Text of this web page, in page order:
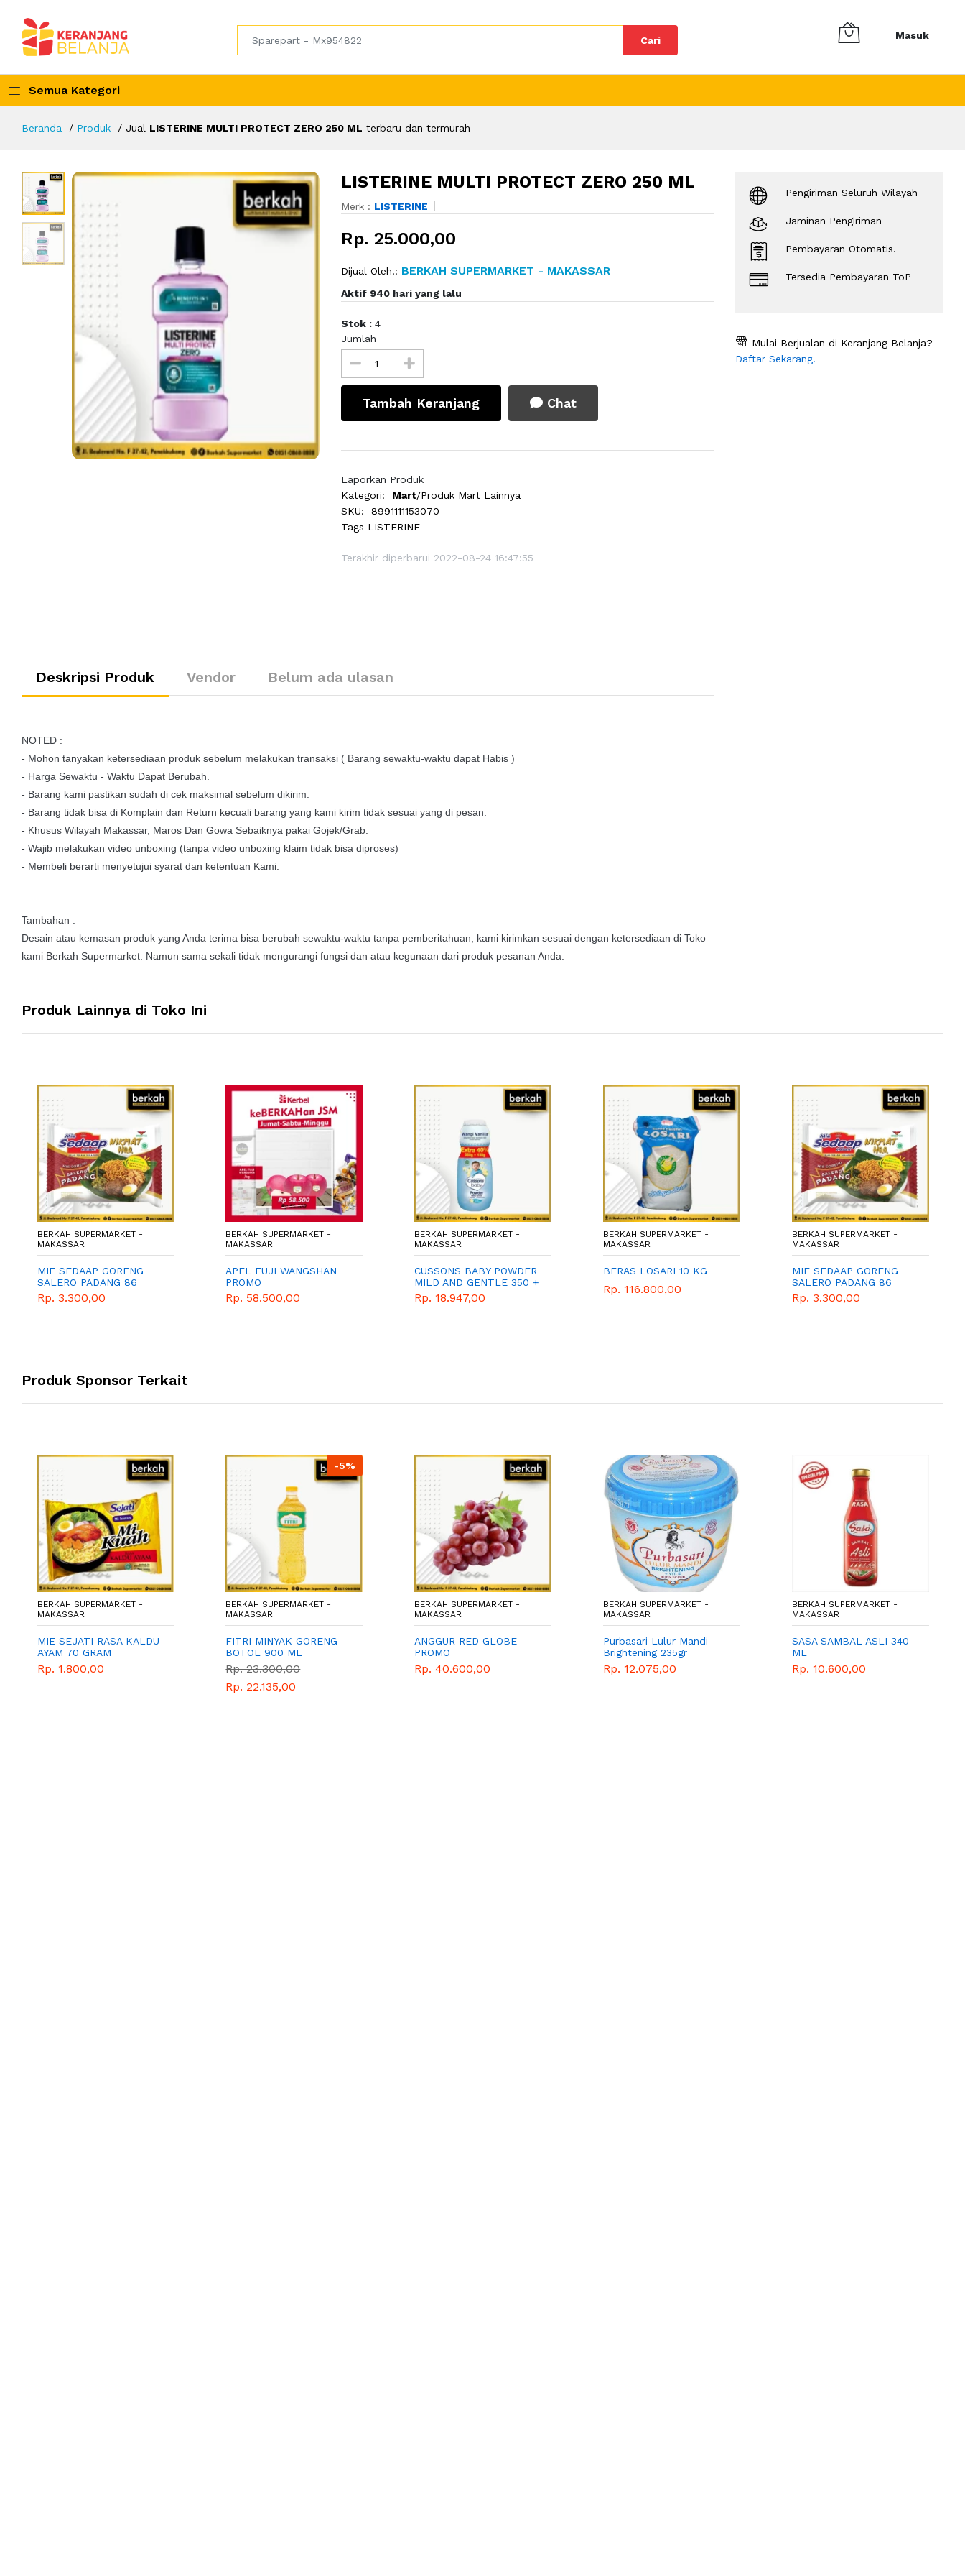
Cari Masuk
Semua Kategori
Beranda Produk Jual LISTERINE MULTI PROTECT ZERO 250 ML terbaru dan termurah
LISTERINE MULTI PROTECT ZERO 250 ML
Merk : LISTERINE
Rp. 25.000,00
Dijual Oleh.: BERKAH SUPERMARKET - MAKASSAR
Aktif 940 hari yang lalu
Stok : 4
Jumlah
Tambah Keranjang Chat
Laporkan Produk
Kategori:
Mart/Produk Mart Lainnya
SKU:
8991111153070
Tags LISTERINE
Terakhir diperbarui 2022-08-24 16:47:55
Deskripsi Produk Vendor Belum ada ulasan
NOTED :
- Mohon tanyakan ketersediaan produk sebelum melakukan transaksi ( Barang sewaktu-waktu dapat Habis )
- Harga Sewaktu - Waktu Dapat Berubah.
- Barang kami pastikan sudah di cek maksimal sebelum dikirim.
- Barang tidak bisa di Komplain dan Return kecuali barang yang kami kirim tidak sesuai yang di pesan.
- Khusus Wilayah Makassar, Maros Dan Gowa Sebaiknya pakai Gojek/Grab.
- Wajib melakukan video unboxing (tanpa video unboxing klaim tidak bisa diproses)
- Membeli berarti menyetujui syarat dan ketentuan Kami.
Tambahan :
Desain atau kemasan produk yang Anda terima bisa berubah sewaktu-waktu tanpa pemberitahuan, kami kirimkan sesuai dengan ketersediaan di Toko
kami Berkah Supermarket. Namun sama sekali tidak mengurangi fungsi dan atau kegunaan dari produk pesanan Anda.
Pengiriman Seluruh Wilayah
Jaminan Pengiriman
Pembayaran Otomatis.
Tersedia Pembayaran ToP
Mulai Berjualan di Keranjang Belanja?
Daftar Sekarang!
Produk Lainnya di Toko Ini
BERKAH SUPERMARKET -
MAKASSAR
MIE SEDAAP GORENG
SALERO PADANG 86
GRAM
Rp. 3.300,00
BERKAH SUPERMARKET -
MAKASSAR
APEL FUJI WANGSHAN
PROMO
Rp. 58.500,00
BERKAH SUPERMARKET -
MAKASSAR
CUSSONS BABY POWDER
MILD AND GENTLE 350 +
150 GRAM
Rp. 18.947,00
BERKAH SUPERMARKET -
MAKASSAR
BERAS LOSARI 10 KG
Rp. 116.800,00
BERKAH SUPERMARKET -
MAKASSAR
MIE SEDAAP GORENG
SALERO PADANG 86
GRAM
Rp. 3.300,00
Produk Sponsor Terkait
BERKAH SUPERMARKET -
MAKASSAR
MIE SEJATI RASA KALDU
AYAM 70 GRAM
Rp. 1.800,00
-5%
BERKAH SUPERMARKET -
MAKASSAR
FITRI MINYAK GORENG
BOTOL 900 ML
Rp. 23.300,00
Rp. 22.135,00
BERKAH SUPERMARKET -
MAKASSAR
ANGGUR RED GLOBE
PROMO
Rp. 40.600,00
BERKAH SUPERMARKET -
MAKASSAR
Purbasari Lulur Mandi
Brightening 235gr
Rp. 12.075,00
BERKAH SUPERMARKET -
MAKASSAR
SASA SAMBAL ASLI 340
ML
Rp. 10.600,00